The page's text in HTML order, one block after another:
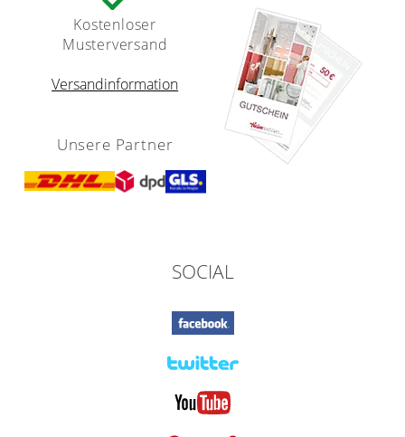
Kostenloser
Musterversand
Versandinformation
Unsere Partner
SOCIAL